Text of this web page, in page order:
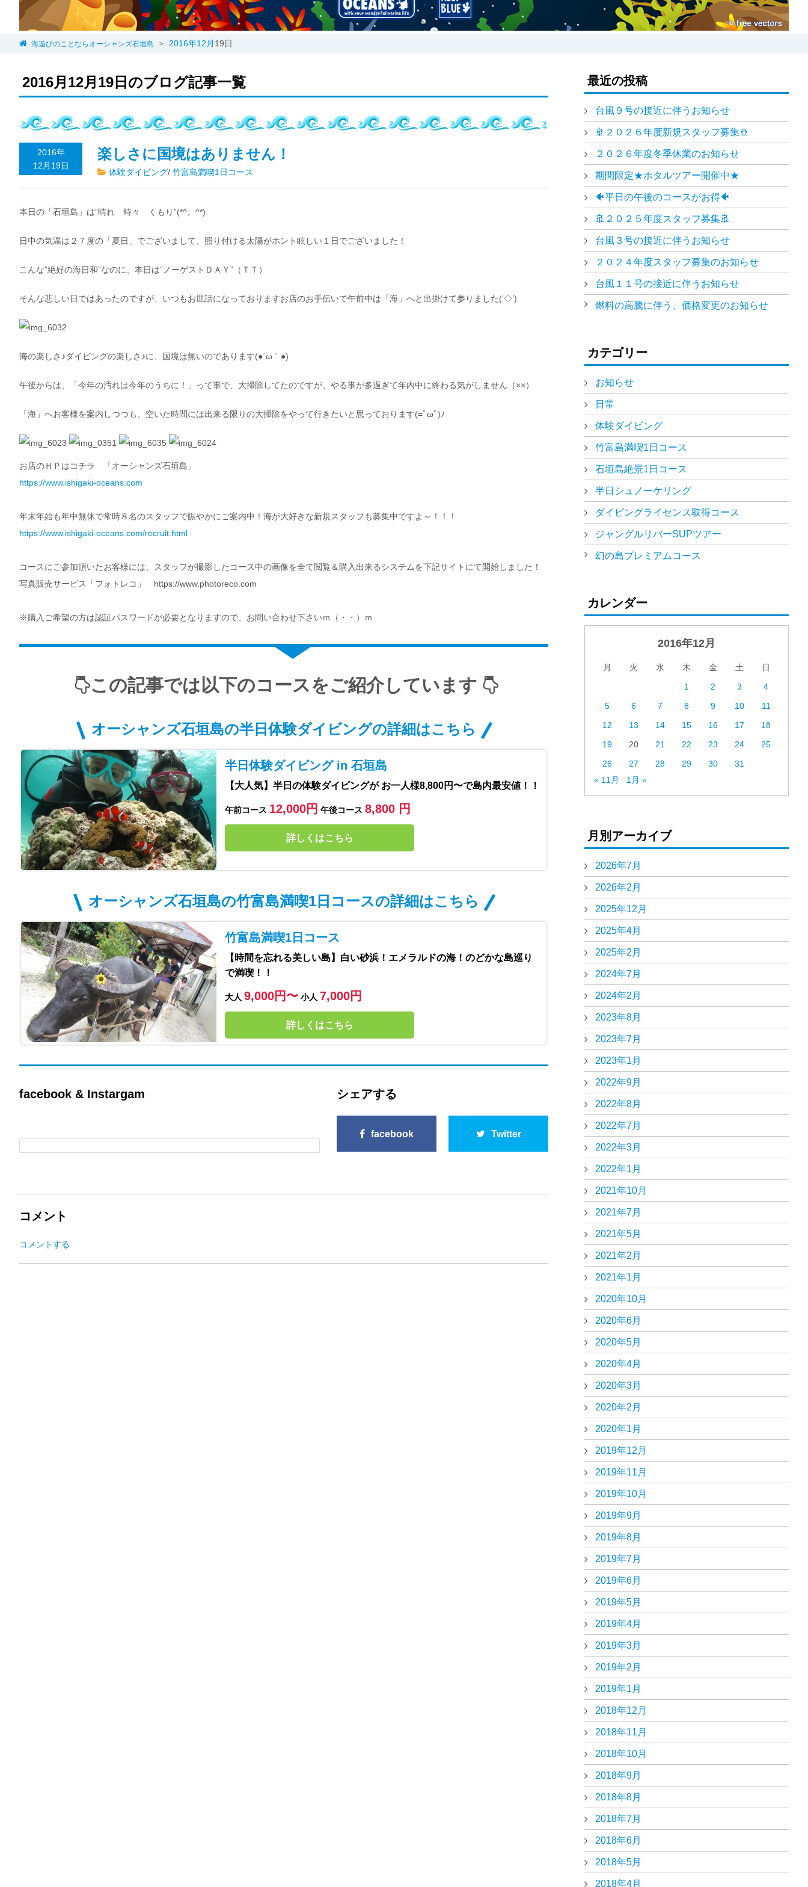
海遊びのことならオーシャンズ石垣島 > 2016年12月 19日
2016月12月19日のブログ記事一覧
2016年
12月19日
楽しさに国境はありません！
体験ダイビング/ 竹富島満喫1日コース
本日の「石垣島」は”晴れ 時々 くもり”(*^。^*)
日中の気温は２７度の「夏日」でございまして、照り付ける太陽がホント眩しい１日でございました！
こんな”絶好の海日和”なのに、本日は”ノーゲストＤＡＹ”（ＴＴ）
そんな悲しい日ではあったのですが、いつもお世話になっておりますお店のお手伝いで午前中は「海」へと出掛けて参りました(‘◇’)ゞ
海の楽しさ♪ダイビングの楽しさ♪に、国境は無いのであります(●´ω｀●)
午後からは、「今年の汚れは今年のうちに！」って事で、大掃除してたのですが、やる事が多過ぎて年内中に終わる気がしません（××）
「海」へお客様を案内しつつも、空いた時間には出来る限りの大掃除をやって行きたいと思っております(=ﾟωﾟ)ﾉ
お店のＨＰはコチラ 「オーシャンズ石垣島」
https://www.ishigaki-oceans.com
年末年始も年中無休で常時８名のスタッフで賑やかにご案内中！海が大好きな新規スタッフも募集中ですよ～！！！
https://www.ishigaki-oceans.com/recruit.html
コースにご参加頂いたお客様には、スタッフが撮影したコース中の画像を全て閲覧＆購入出来るシステムを下記サイトにて開始しました！
写真販売サービス「フォトレコ」 https://www.photoreco.com
※購入ご希望の方は認証パスワードが必要となりますので、お問い合わせ下さいｍ（・・）ｍ
この記事では以下のコースをご紹介しています
オーシャンズ石垣島の半日体験ダイビングの詳細はこちら
半日体験ダイビング in 石垣島
【大人気】半日の体験ダイビングが お一人様8,800円〜で島内最安値！！
午前コース 12,000円 午後コース 8,800 円
詳しくはこちら
オーシャンズ石垣島の竹富島満喫1日コースの詳細はこちら
竹富島満喫1日コース
【時間を忘れる美しい島】白い砂浜！エメラルドの海！のどかな島巡り
で満喫！！
大人 9,000円〜 小人 7,000円
詳しくはこちら
facebook & Instargam シェアする
facebook Twitter
コメント
コメントする
最近の投稿
台風９号の接近に伴うお知らせ
🚢２０２６年度新規スタッフ募集🚢
２０２６年度冬季休業のお知らせ
期間限定★ホタルツアー開催中★
🐠平日の午後のコースがお得🐠
🚢２０２５年度スタッフ募集🚢
台風３号の接近に伴うお知らせ
２０２４年度スタッフ募集のお知らせ
台風１１号の接近に伴うお知らせ
燃料の高騰に伴う、価格変更のお知らせ
カテゴリー
お知らせ
日常
体験ダイビング
竹富島満喫1日コース
石垣島絶景1日コース
半日シュノーケリング
ダイビングライセンス取得コース
ジャングルリバーSUPツアー
幻の島プレミアムコース
カレンダー
2016年12月
月 火 水 木 金 土
日
1
2 3
4
5
6 7 8 9 10
11
12
13 14 15 16 17
18
19
20 21 22 23 24
25
26
27 28 29 30
31
« 11月
1月 »
月別アーカイブ
2026年7月
2026年2月
2025年12月
2025年4月
2025年2月
2024年7月
2024年2月
2023年8月
2023年7月
2023年1月
2022年9月
2022年8月
2022年7月
2022年3月
2022年1月
2021年10月
2021年7月
2021年5月
2021年2月
2021年1月
2020年10月
2020年6月
2020年5月
2020年4月
2020年3月
2020年2月
2020年1月
2019年12月
2019年11月
2019年10月
2019年9月
2019年8月
2019年7月
2019年6月
2019年5月
2019年4月
2019年3月
2019年2月
2019年1月
2018年12月
2018年11月
2018年10月
2018年9月
2018年8月
2018年7月
2018年6月
2018年5月
2018年4月